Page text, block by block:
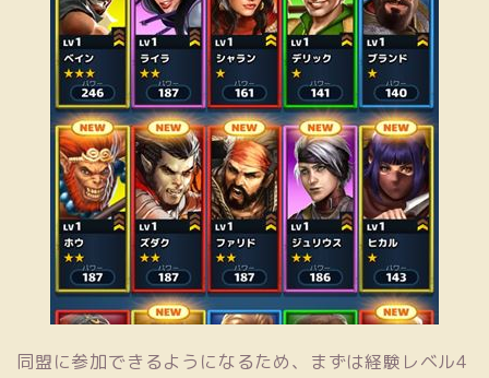
同盟に参加できるようになるため、まずは経験レベル4